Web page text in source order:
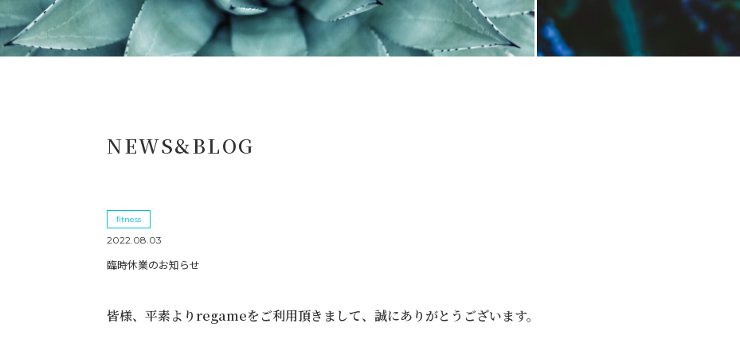
NEWS&BLOG
fitness
2022.08.03
臨時休業のお知らせ
皆様、平素よりregameをご利用頂きまして、誠にありがとうございます。